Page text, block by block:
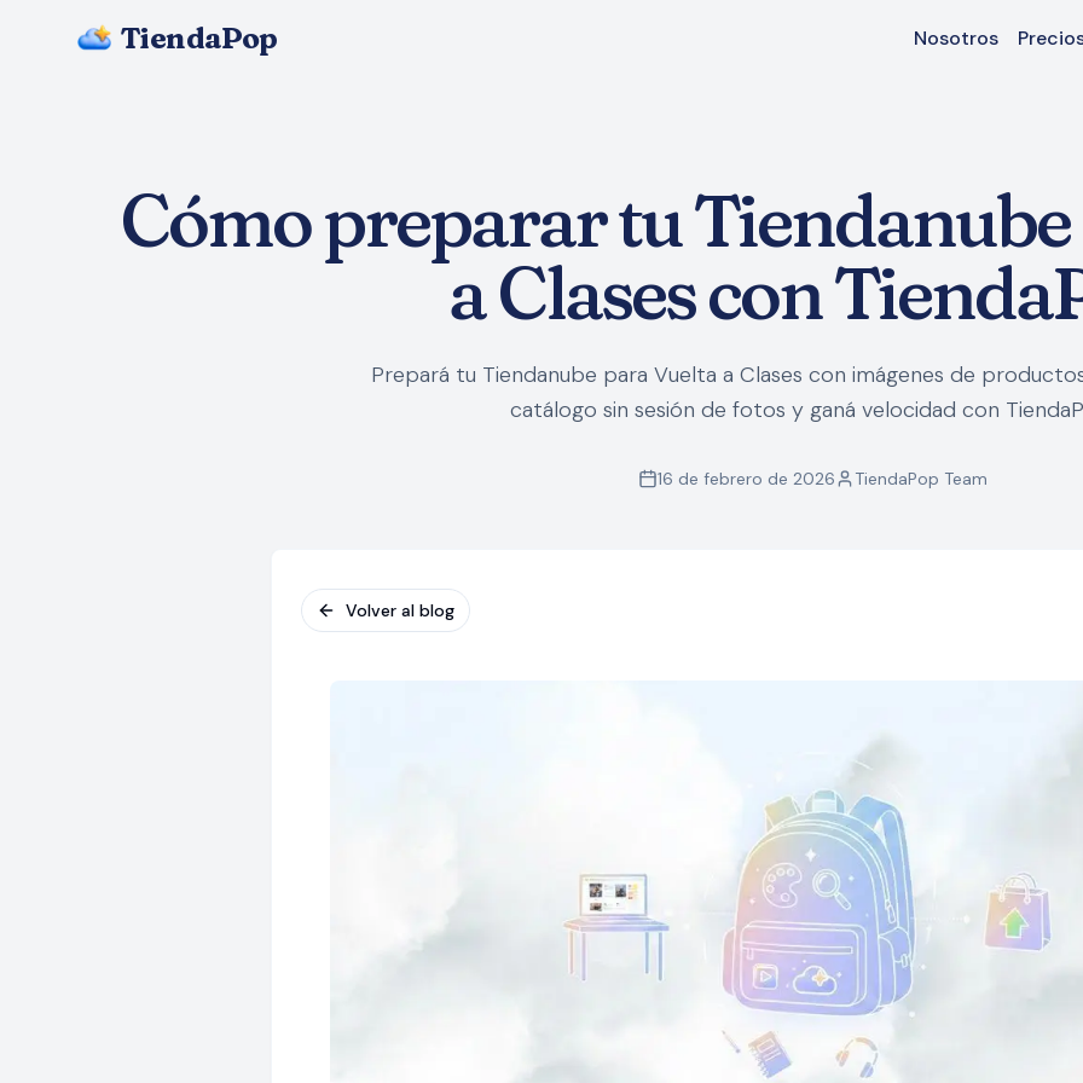
TiendaPop Nosotros
Cómo preparar tu
a Clases con
Prepará tu Tiendanube para Vuelta a Clases con imágenes de
catálogo sin sesión de fotos y ganá velocidad con
16 de febrero de 2026 TiendaPop Team
Volver al blog